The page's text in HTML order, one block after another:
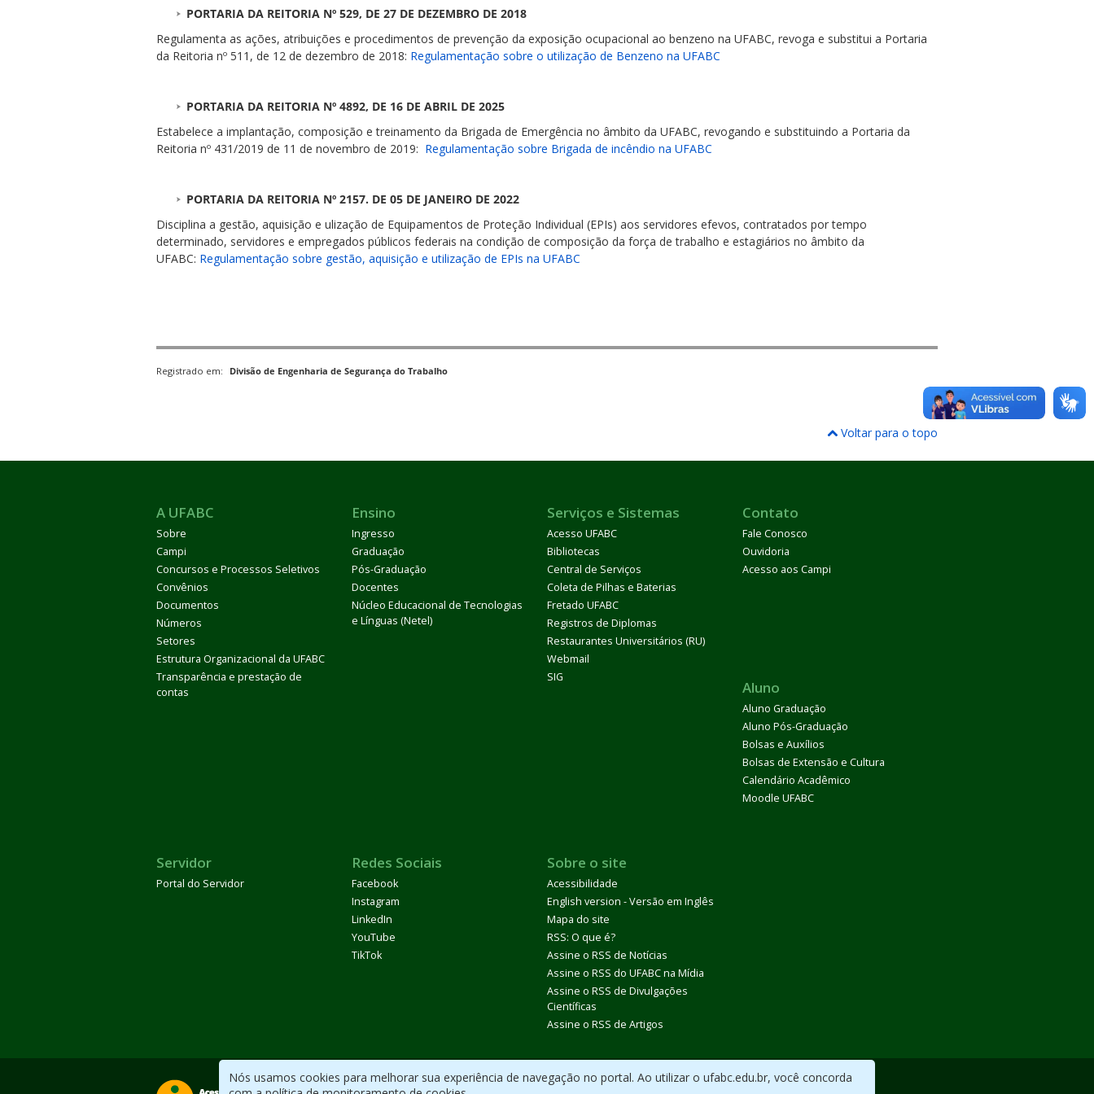
Nós usamos cookies para melhorar sua experiência de navegação no portal. Ao utilizar o ufabc.edu.br, você concorda
PORTARIA DA REITORIA Nº 529, DE 27 DE DEZEMBRO DE 2018
Regulamenta as ações, atribuições e procedimentos de prevenção da exposição ocupacional ao benzeno na UFABC, revoga e substitui a Portaria
da Reitoria nº 511, de 12 de dezembro de 2018: Regulamentação sobre o utilização de Benzeno na UFABC
PORTARIA DA REITORIA Nº 4892, DE 16 DE ABRIL DE 2025
Estabelece a implantação, composição e treinamento da Brigada de Emergência no âmbito da UFABC, revogando e substituindo a Portaria da
Reitoria nº 431/2019 de 11 de novembro de 2019: Regulamentação sobre Brigada de incêndio na UFABC
PORTARIA DA REITORIA Nº 2157. DE 05 DE JANEIRO DE 2022
Disciplina a gestão, aquisição e ulização de Equipamentos de Proteção Individual (EPIs) aos servidores efevos, contratados por tempo
determinado, servidores e empregados públicos federais na condição de composição da força de trabalho e estagiários no âmbito da
UFABC: Regulamentação sobre gestão, aquisição e utilização de EPIs na UFABC
Registrado em: Divisão de Engenharia de Segurança do Trabalho
Voltar para o topo
A UFABC
Sobre
Campi
Concursos e Processos Seletivos
Convênios
Documentos
Números
Setores
Estrutura Organizacional da UFABC
Transparência e prestação de
contas
Ensino
Ingresso
Graduação
Pós-Graduação
Docentes
Núcleo Educacional de Tecnologias
e Línguas (Netel)
Serviços e Sistemas
Acesso UFABC
Bibliotecas
Central de Serviços
Coleta de Pilhas e Baterias
Fretado UFABC
Registros de Diplomas
Restaurantes Universitários (RU)
Webmail
SIG
Contato
Fale Conosco
Ouvidoria
Acesso aos Campi
Aluno
Aluno Graduação
Aluno Pós-Graduação
Bolsas e Auxílios
Bolsas de Extensão e Cultura
Calendário Acadêmico
Moodle UFABC
Servidor
Portal do Servidor
Redes Sociais
Facebook
Instagram
LinkedIn
YouTube
TikTok
Sobre o site
Acessibilidade
English version - Versão em Inglês
Mapa do site
RSS: O que é?
Assine o RSS de Notícias
Assine o RSS do UFABC na Mídia
Assine o RSS de Divulgações
Científicas
Assine o RSS de Artigos